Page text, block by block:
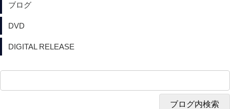
ブログ
DVD
DIGITAL RELEASE